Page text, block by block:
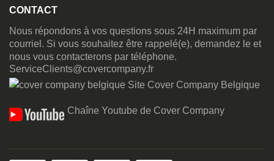
CONTACT
Nous répondons à vos questions sous 24H maximum par
courriel. Si vous souhaitez être rappelé(e), demandez le et
nous vous contacterons par téléphone.
ServiceClients@covercompany.fr
Site Cover Company Belgique
Chaîne Youtube de Cover Company